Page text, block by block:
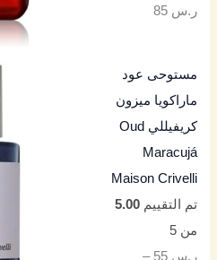
ر.س 85
مستوحى عود
ماراكويا ميزون
كريفيللي Oud
Maracujá
Maison Crivelli
تم التقييم5.00
من 5
ر.س 55
–